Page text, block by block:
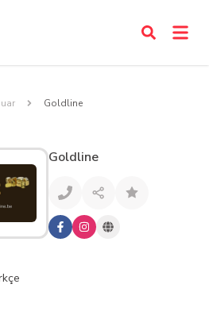
Goldline
Goldline